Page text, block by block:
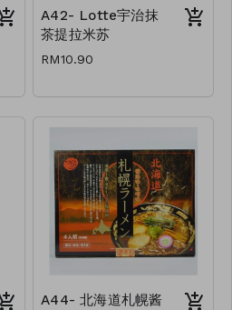
A42- Lotte宇治抹
茶提拉米苏
RM10.90
A44- 北海道札幌酱